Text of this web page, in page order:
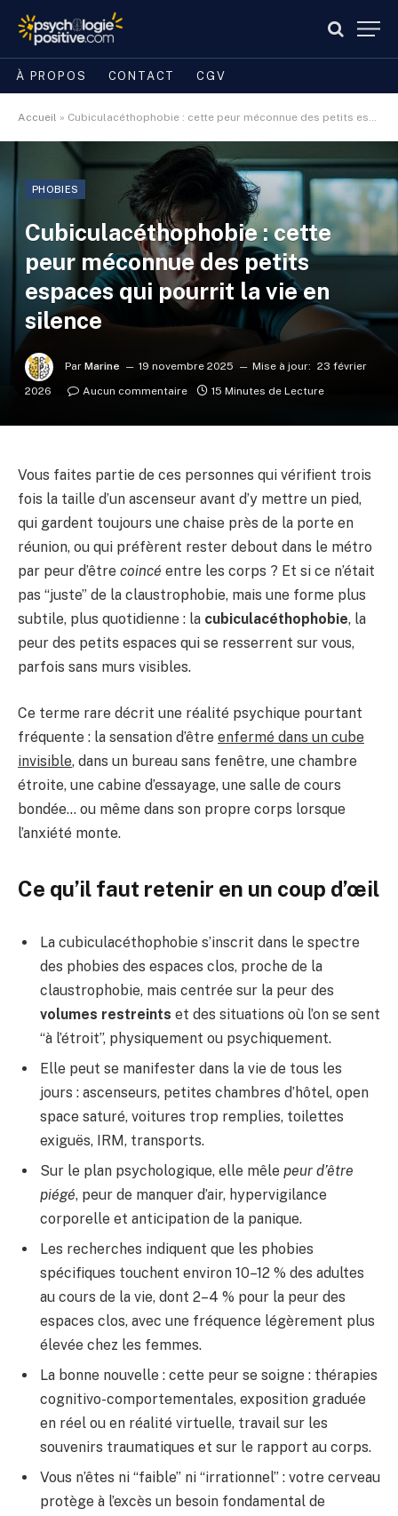
À PROPOS CONTACT CGV
Accueil » Cubiculacéthophobie : cette peur méconnue des petits espaces qui pourrit la vie en silence
PHOBIES
Cubiculacéthophobie : cette
peur méconnue des petits
espaces qui pourrit la vie en
silence
Par Marine 19 novembre 2025 Mise à jour: 23 février
2026
Aucun commentaire 15 Minutes de Lecture
Vous faites partie de ces personnes qui vérifient trois
fois la taille d’un ascenseur avant d’y mettre un pied,
qui gardent toujours une chaise près de la porte en
réunion, ou qui préfèrent rester debout dans le métro
par peur d’être coincé entre les corps ? Et si ce n’était
pas “juste” de la claustrophobie, mais une forme plus
subtile, plus quotidienne : la cubiculacéthophobie, la
peur des petits espaces qui se resserrent sur vous,
parfois sans murs visibles.
Ce terme rare décrit une réalité psychique pourtant
fréquente : la sensation d’être enfermé dans un cube
invisible, dans un bureau sans fenêtre, une chambre
étroite, une cabine d’essayage, une salle de cours
bondée… ou même dans son propre corps lorsque
l’anxiété monte.
Ce qu’il faut retenir en un coup d’œil
La cubiculacéthophobie s’inscrit dans le spectre
des phobies des espaces clos, proche de la
claustrophobie, mais centrée sur la peur des
volumes restreints et des situations où l’on se sent
“à l’étroit”, physiquement ou psychiquement.
Elle peut se manifester dans la vie de tous les
jours : ascenseurs, petites chambres d’hôtel, open
space saturé, voitures trop remplies, toilettes
exiguës, IRM, transports.
Sur le plan psychologique, elle mêle peur d’être
piégé, peur de manquer d’air, hypervigilance
corporelle et anticipation de la panique.
Les recherches indiquent que les phobies
spécifiques touchent environ 10–12 % des adultes
au cours de la vie, dont 2–4 % pour la peur des
espaces clos, avec une fréquence légèrement plus
élevée chez les femmes.
La bonne nouvelle : cette peur se soigne : thérapies
cognitivo-comportementales, exposition graduée
en réel ou en réalité virtuelle, travail sur les
souvenirs traumatiques et sur le rapport au corps.
Vous n’êtes ni “faible” ni “irrationnel” : votre cerveau
protège à l’excès un besoin fondamental de